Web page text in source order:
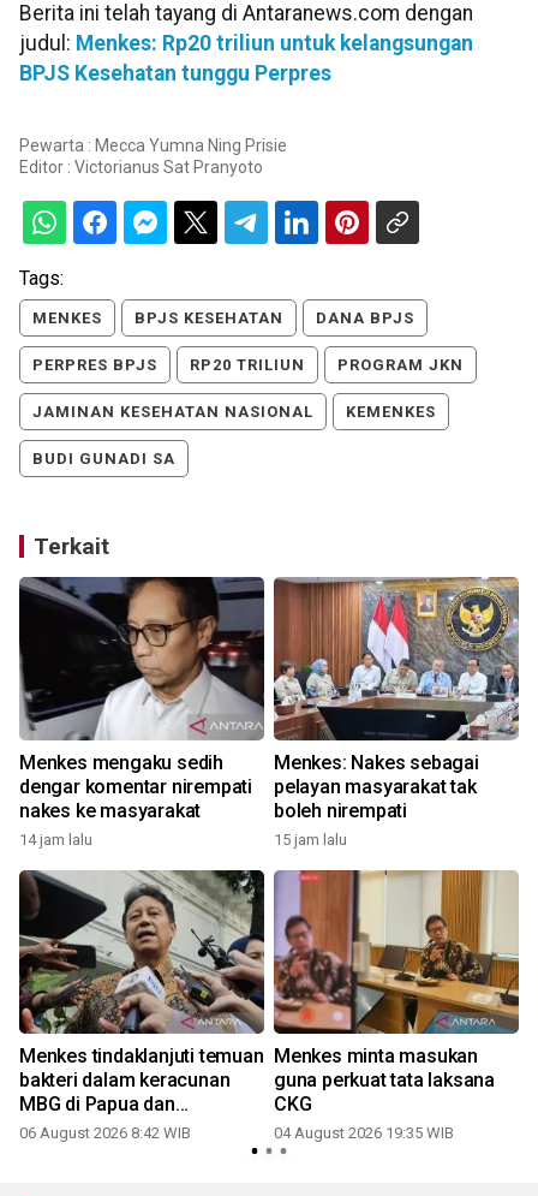
Berita ini telah tayang di Antaranews.com dengan
judul: Menkes: Rp20 triliun untuk kelangsungan
BPJS Kesehatan tunggu Perpres
Pewarta : Mecca Yumna Ning Prisie
Editor : Victorianus Sat Pranyoto
Tags:
MENKES BPJS KESEHATAN DANA BPJS
PERPRES BPJS RP20 TRILIUN PROGRAM JKN
JAMINAN KESEHATAN NASIONAL KEMENKES
BUDI GUNADI SA
Terkait
Menkes mengaku sedih
dengar komentar nirempati
nakes ke masyarakat
14 jam lalu
Menkes: Nakes sebagai
pelayan masyarakat tak
boleh nirempati
15 jam lalu
Menkes tindaklanjuti temuan
bakteri dalam keracunan
MBG di Papua dan
Semarang
06 August 2026 8:42 WIB
Menkes minta masukan
guna perkuat tata laksana
CKG
04 August 2026 19:35 WIB